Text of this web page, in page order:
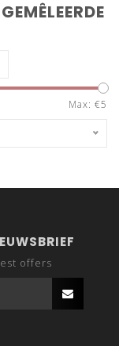
Max: €5
offers